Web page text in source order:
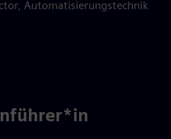
Automatisierungstechnik